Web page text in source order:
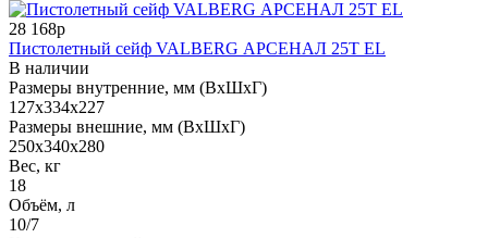
28 168р
Пистолетный сейф VALBERG АРСЕНАЛ 25T EL
В наличии
Размеры внутренние, мм (ВхШхГ)
127x334x227
Размеры внешние, мм (ВхШхГ)
250x340x280
Вес, кг
18
Объём, л
10/7